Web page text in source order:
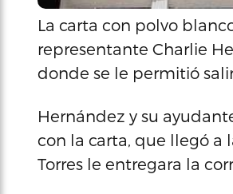
La carta con polvo
representante Charlie
donde se le permitió
Hernández y su
con la carta, que llegó a
Torres le entregara la